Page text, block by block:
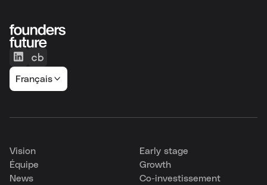
Français
Vision
Équipe
News
Early stage
Growth
Co-investissement